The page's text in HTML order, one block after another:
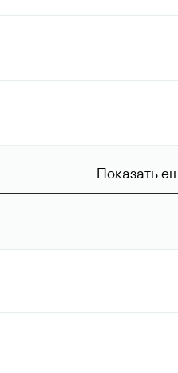
Показать